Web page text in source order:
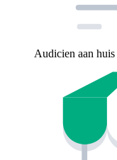
Audicien aan huis